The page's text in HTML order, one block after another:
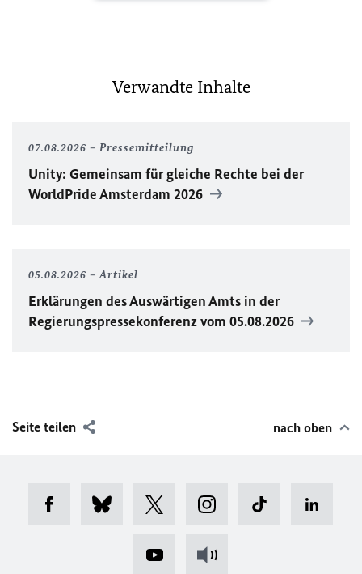
Verwandte Inhalte
07.08.2026 Pressemitteilung
Unity: Gemeinsam für gleiche Rechte bei der
WorldPrideAmsterdam 2026
05.08.2026 Artikel
Erklärungen des Auswärtigen Amts in der
Regierungspressekonferenz vom 05.08.2026
Seite teilen nach oben